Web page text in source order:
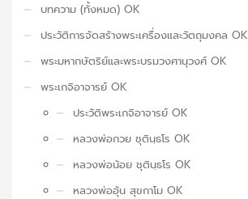
บทความ (ทั้งหมด) OK
ประวัติการจัดสร้างพระเครื่องและวัตถุมงคล OK
พระมหากษัตริย์และพระบรมวงศานุวงศ์ OK
พระเกจิอาจารย์ OK
ประวัติพระเกจิอาจารย์ OK
หลวงพ่อกวย ชุตินฺธโร OK
หลวงพ่อน้อย ชุตินฺธโร OK
หลวงพ่ออุ้น สุขกาโม OK